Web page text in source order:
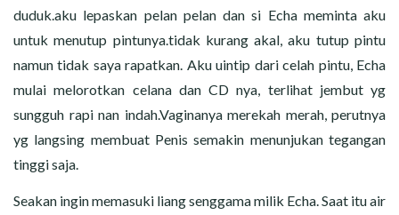
duduk.aku lepaskan pelan pelan dan si Echa meminta aku
untuk menutup pintunya.tidak kurang akal, aku tutup pintu
namun tidak saya rapatkan. Aku uintip dari celah pintu, Echa
mulai melorotkan celana dan CD nya, terlihat jembut yg
sungguh rapi nan indah.Vaginanya merekah merah, perutnya
yg langsing membuat Penis semakin menunjukan tegangan
tinggi saja.
Seakan ingin memasuki liang senggama milik Echa. Saat itu air